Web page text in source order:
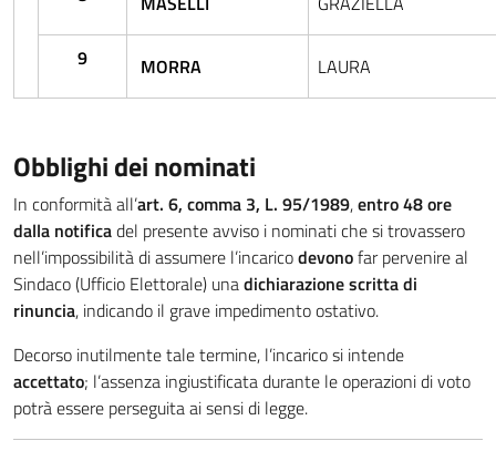
9 MORRA LAURA
Obblighi dei nominati
In conformità all’art. 6, comma 3, L. 95/1989,entro 48 ore
dalla notificadel presente avviso i nominati che si trovassero
nell’impossibilità di assumere l’incaricodevonofar pervenire al
Sindaco (Ufficio Elettorale) unadichiarazione scritta di
rinuncia, indicando il grave impedimento ostativo.
Decorso inutilmente tale termine, l’incarico si intende
accettato; l’assenza ingiustificata durante le operazioni di voto
potrà essere perseguita ai sensi di legge.